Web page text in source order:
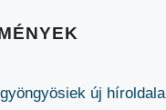
új híroldala